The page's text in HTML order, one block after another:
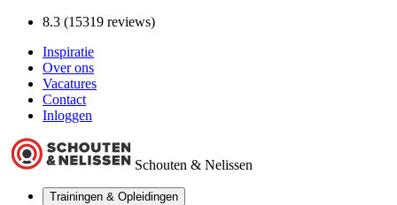
8.3 (15319 reviews)
Inspiratie
Over ons
Vacatures
Contact
Inloggen
Schouten & Nelissen
Trainingen & Opleidingen